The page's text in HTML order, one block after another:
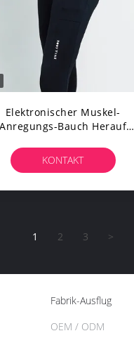
Elektronischer Muskel-
Anregungs-Bauch Herauf
Yoga-Eignungs-
KONTAKT
1 2 3 >
Fabrik-Ausflug
OEM / ODM